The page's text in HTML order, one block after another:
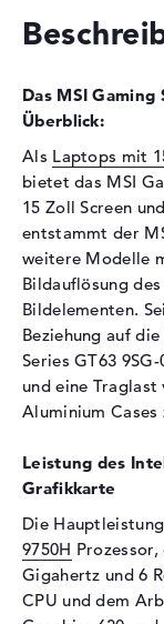
Festplatte
2. Festplatte
Schnittstelle (2.
Festplatte)
Optische
Laufwerks-Typ
Display
Display-Typ
Max. Auflösung
Besonderheiten
Kartenleser
Unterstützte
Speicherkarten
Das MSI
Überblick:
Als Laptops mit
bietet das MSI
15 Zoll Screen
entstammt der
weitere Modelle
Bildauflösung
Bildelementen.
Beziehung auf
Series GT63
und eine Traglast
Aluminium Cases
Leistung des
Grafikkarte
Die
9750H
Gigahertz und 6
CPU und dem